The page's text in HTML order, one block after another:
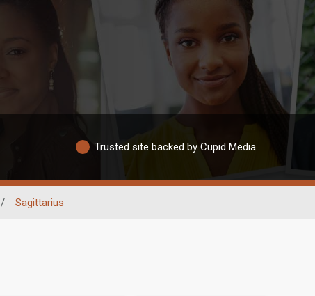
Trusted site backed by Cupid Media
/ Sagittarius